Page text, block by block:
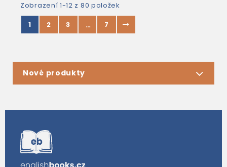
Zobrazení 1-12 z 80 položek
1
2 3 … 7
Nové produkty